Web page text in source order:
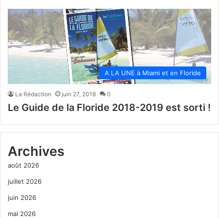
A LA UNE à Miami et en Floride
La Rédaction juin 27, 2018 0
Le Guide de la Floride 2018-2019 est sorti !
Archives
août 2026
juillet 2026
juin 2026
mai 2026